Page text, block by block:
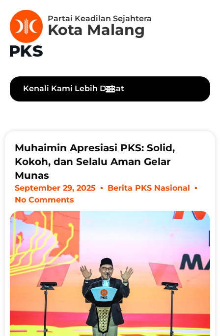
Partai Keadilan Sejahtera
Kota Malang
Kenali Kami Lebih Dekat
Muhaimin Apresiasi PKS: Solid,
Kokoh, dan Selalu Aman Gelar
Munas
September 29, 2025
Berita PKS Nasional
No Comments